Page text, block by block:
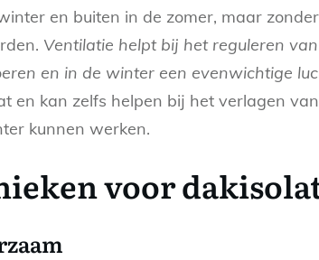
en buiten in de zomer, maar
Ventilatie helpt bij het reguleren
en in de winter een evenwichtige
en kan zelfs helpen bij het verlagen
kunnen werken.
voor